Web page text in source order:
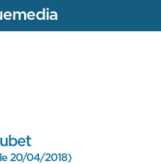
le 20/04/2018)